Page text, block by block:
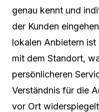
genau kennt und
der Kunden
lokalen Anbietern ist
mit dem Standort,
persönlicheren
Verständnis für die
vor Ort